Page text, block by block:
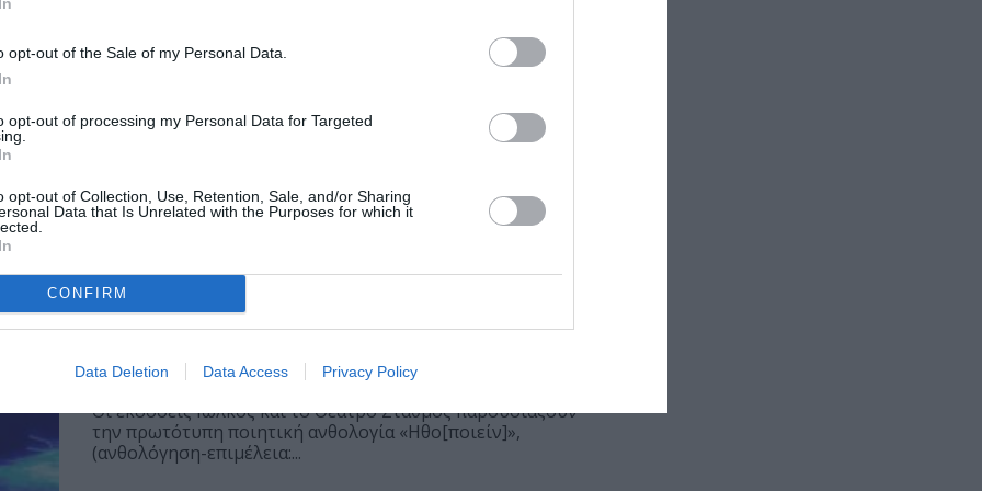
opt-out of the Sale of my Personal Data.
opt-out of processing my Personal Data for Targeted
opt-out of Collection, Use, Retention, Sale, and/or Sharing
Data that Is Unrelated with the Purposes for which it
CONFIRM
Data Deletion Data Access Privacy Policy
Η Μικρή Άρκτος παρουσιάζει την πρώτη συναυλία –
μουσική παράσταση του δίσκου «Αναχώρηση» του...
ΘΕΑΤΡΟ - ΧΟΡΟΣ / ΝΕΑ
Θέατρο 2510
ΒΙΒΛΙΟ / ΝΕΑ
ανθολογίας στο θέατρο Σταθμός
Οι εκδόσεις Ιωλκός και το Θέατρο Σταθμός παρουσιάζουν
την πρωτότυπη ποιητική ανθολογία «Ηθο[ποιείν]»,
(ανθολόγηση-επιμέλεια:...